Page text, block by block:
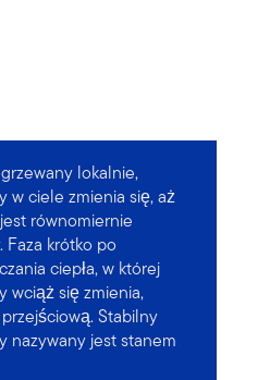
lokalnie,
w ciele zmienia się, aż
równomiernie
Faza krótko po
ciepła, w której
wciąż się zmienia,
Stabilny
nazywany jest stanem